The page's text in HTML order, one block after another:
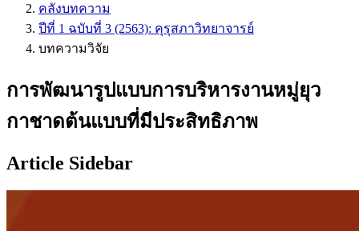
คลังบทความ
ปีที่ 1 ฉบับที่ 3 (2563): คุรุสภาวิทยาจารย์
บทความวิจัย
การพัฒนารูปแบบการบริหารงานหมู่ยุว
กาชาดต้นแบบที่มีประสิทธิภาพ
Article Sidebar